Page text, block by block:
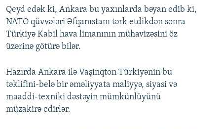
Qeyd edək ki, Ankara bu yaxınlarda bəyan edib ki,
NATO qüvvələri Əfqanıstanı tərk etdikdən sonra
Türkiyə Kabil hava limanının mühavizəsini öz
üzərinə götürə bilər.
Hazırda Ankara ilə Vaşinqton Türkiyənin bu
təklifini-belə bir əməliyyata maliyyə, siyasi və
maaddi-texniki dəstəyin mümkünlüyünü
müzakirə edirlər.